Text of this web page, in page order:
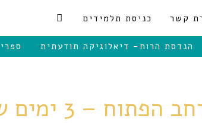
קשר כניסת תלמידים
הנדסת הרוח- דיאלוגיקה תודעתית
של התחדשות!